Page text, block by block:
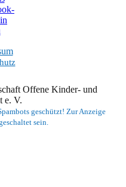
Offene Kinder- und
e. V.
geschützt! Zur Anzeige
sein.